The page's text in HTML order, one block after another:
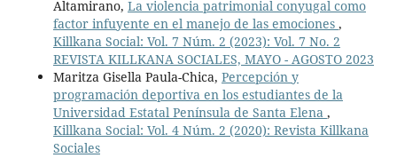
Altamirano, La violencia patrimonial conyugal como
factor infuyente en el manejo de las emociones ,
Killkana Social: Vol. 7 Núm. 2 (2023): Vol. 7 No. 2
REVISTA KILLKANA SOCIALES, MAYO - AGOSTO 2023
Maritza Gisella Paula-Chica, Percepción y
programación deportiva en los estudiantes de la
Universidad Estatal Península de Santa Elena ,
Killkana Social: Vol. 4 Núm. 2 (2020): Revista Killkana
Sociales